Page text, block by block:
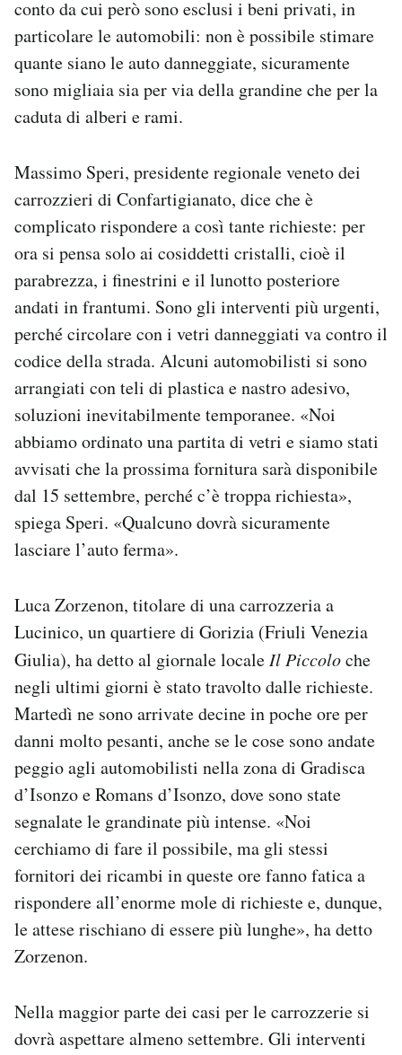
conto da cui però sono esclusi i beni privati, in
particolare le automobili: non è possibile stimare
quante siano le auto danneggiate, sicuramente
sono migliaia sia per via della grandine che per la
caduta di alberi e rami.
Massimo Speri, presidente regionale veneto dei
carrozzieri di Confartigianato, dice che è
complicato rispondere a così tante richieste: per
ora si pensa solo ai cosiddetti cristalli, cioè il
parabrezza, i finestrini e il lunotto posteriore
andati in frantumi. Sono gli interventi più urgenti,
perché circolare con i vetri danneggiati va contro il
codice della strada. Alcuni automobilisti si sono
arrangiati con teli di plastica e nastro adesivo,
soluzioni inevitabilmente temporanee. «Noi
abbiamo ordinato una partita di vetri e siamo stati
avvisati che la prossima fornitura sarà disponibile
dal 15 settembre, perché c’è troppa richiesta»,
spiega Speri. «Qualcuno dovrà sicuramente
lasciare l’auto ferma».
Luca Zorzenon, titolare di una carrozzeria a
Lucinico, un quartiere di Gorizia (Friuli Venezia
Giulia), ha detto al giornale localeIlPiccoloche
negli ultimi giorni è stato travolto dalle richieste.
Martedì ne sono arrivate decine in poche ore per
danni molto pesanti, anche se le cose sono andate
peggio agli automobilisti nella zona di Gradisca
d’Isonzo e Romans d’Isonzo, dove sono state
segnalate le grandinate più intense. «Noi
cerchiamo di fare il possibile, ma gli stessi
fornitori dei ricambi in queste ore fanno fatica a
rispondere all’enorme mole di richieste e, dunque,
le attese rischiano di essere più lunghe», ha detto
Zorzenon.
Nella maggior parte dei casi per le carrozzerie si
dovrà aspettare almeno settembre. Gli interventi